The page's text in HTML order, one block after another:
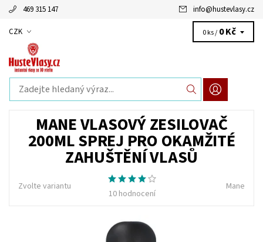
469 315 147 info@hustevlasy.cz
CZK 0 ks / 0 Kč
MANE VLASOVÝ ZESILOVAČ
200ML SPREJ PRO OKAMŽITÉ
ZAHUŠTĚNÍ VLASŮ
Zvolte variantu
10 hodnocení
Mane